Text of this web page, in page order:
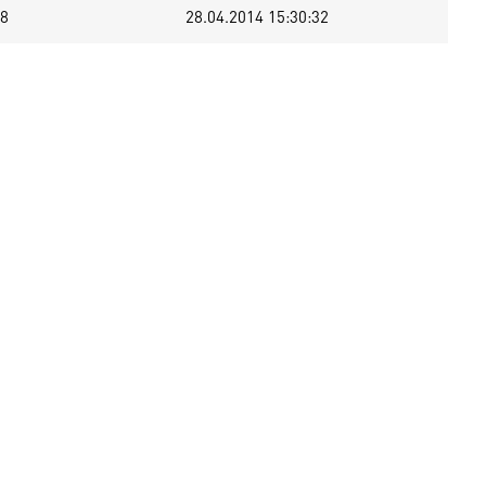
28.04.2014 15:30:32